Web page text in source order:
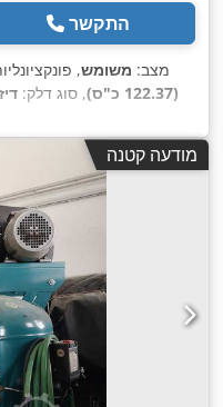
התקשר
מצב: משומש,
(122.37 כ"ס)
, סוג דלק:
התקן החלפה מהירה, זרוע,
מודעה קטנה